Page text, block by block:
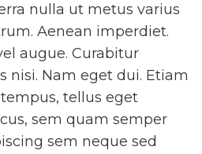
nulla ut metus varius
Aenean imperdiet.
augue. Curabitur
nisi. Nam eget dui. Etiam
tellus eget
sem quam semper
sem neque sed